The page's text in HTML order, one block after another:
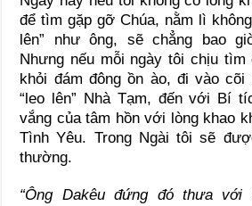
để tìm gặp gỡ Chúa, nằm lì
lên” như ông, sẽ chẳng bao
Nhưng nếu mỗi ngày tôi chịu tìm
khỏi đám đông ồn ào, đi vào
“leo lên” Nhà Tạm, đến với Bí
vắng của tâm hồn với lòng khao
Tình Yêu. Trong Ngài tôi sẽ
thường.
“Ông Dakêu đứng đó thưa với